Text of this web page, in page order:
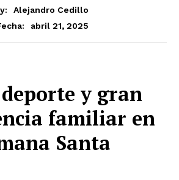
Alejandro Cedillo
abril 21, 2025
y gran
familiar en
Santa